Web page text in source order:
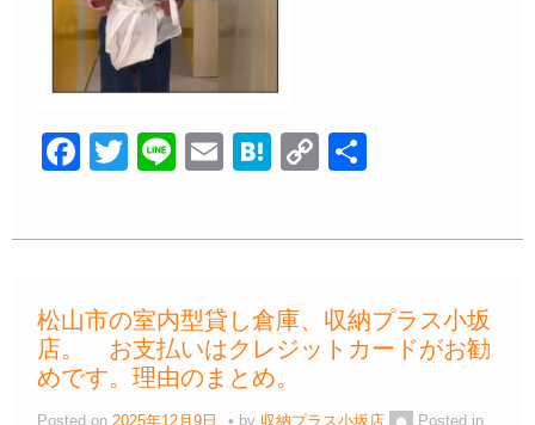
F
c
b
o
o
T
tt
Li
e
E
ail
H
e
a
C
p
Li
n
松山市の室内型貸し倉庫、収納プラス小坂
店。 お支払いはクレジットカードがお勧
めです。理由のまとめ。
Posted on 2025年12月9日 by 収納プラス小坂店
Posted in